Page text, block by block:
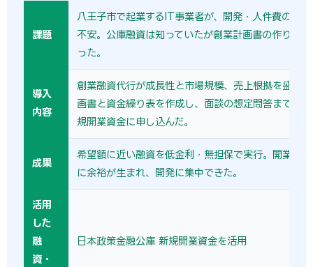
課題
八王子市で起業するIT事業者が、開発・人件費の初
不安。公庫融資は知っていたが創業計画書の作り方
った。
導入
内容
創業融資代行が成長性と市場規模、売上根拠を盛り
画書と資金繰り表を作成し、面談の想定問答まで準
規開業資金に申し込んだ。
成果
希望額に近い融資を低金利・無担保で実行。開業初
に余裕が生まれ、開発に集中できた。
活用
した
融
資・
日本政策金融公庫 新規開業資金を活用